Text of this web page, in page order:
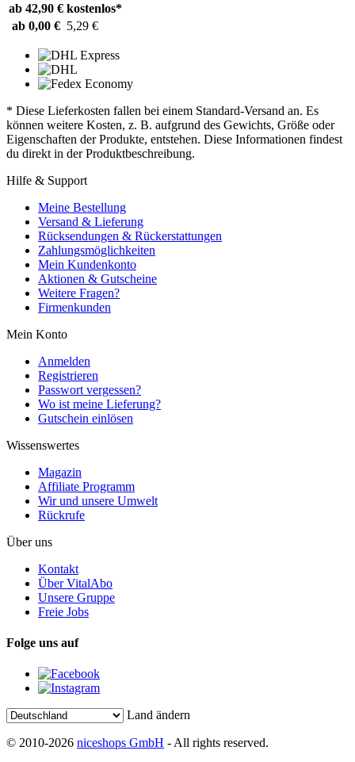
ab 42,90 € kostenlos*
ab 0,00 € 5,29 €
* Diese Lieferkosten fallen bei einem Standard-Versand an. Es
können weitere Kosten, z. B. aufgrund des Gewichts, Größe oder
Eigenschaften der Produkte, entstehen. Diese Informationen findest
du direkt in der Produktbeschreibung.
Hilfe & Support
Meine Bestellung
Versand & Lieferung
Rücksendungen & Rückerstattungen
Zahlungsmöglichkeiten
Mein Kundenkonto
Aktionen & Gutscheine
Weitere Fragen?
Firmenkunden
Mein Konto
Anmelden
Registrieren
Passwort vergessen?
Wo ist meine Lieferung?
Gutschein einlösen
Wissenswertes
Magazin
Affiliate Programm
Wir und unsere Umwelt
Rückrufe
Über uns
Kontakt
Über VitalAbo
Unsere Gruppe
Freie Jobs
Folge uns auf
Land ändern
© 2010-2026 niceshops GmbH - All rights reserved.